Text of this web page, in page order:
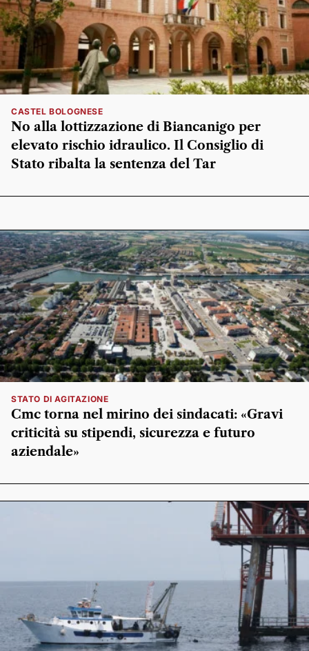
CASTEL BOLOGNESE
No alla lottizzazione di Biancanigo per
elevato rischio idraulico. Il Consiglio di
Stato ribalta la sentenza del Tar
STATO DI AGITAZIONE
Cmc torna nel mirino dei sindacati: «Gravi
criticità su stipendi, sicurezza e futuro
aziendale»